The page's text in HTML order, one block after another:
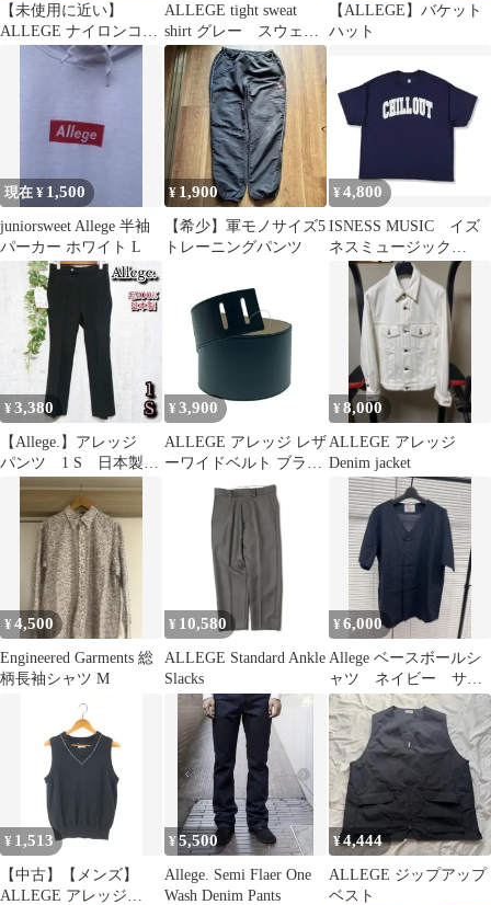
【未使用に近い】
ALLEGE ナイロンコー
ALLEGE tight sweat
shirt グレー スウェッ
ト サイズ2
【ALLEGE】バケット
ハット
現在 ¥ 1,500
juniorsweet Allege 半袖
パーカー ホワイト L
¥ 1,900
【希少】軍モノサイズ5
トレーニングパンツ
¥4,800
ISNESS MUSIC イズ
ネスミュージック
CHILL OUT Tシャツ
¥3,380
【Allege.】アレッジ
パンツ 1 S 日本製
毛100% ストレート
¥ 3,900
ALLEGE アレッジ レザ
ーワイドベルト ブラッ
¥8,000
ALLEGE アレッジ
Denim jacket
¥4,500
Engineered Garments 総
柄長袖シャツ M
¥ 10,580
ALLEGE Standard Ankle
Slacks
¥6,000
Allege ベースボールシ
ャツ ネイビー サイ
ズ2
¥ 1,513
【中古】【メンズ】
ALLEGE アレッジ
¥5,500
Allege. Semi Flaer One
Wash Denim Pants
¥4,444
ALLEGE ジップアップ
ベスト